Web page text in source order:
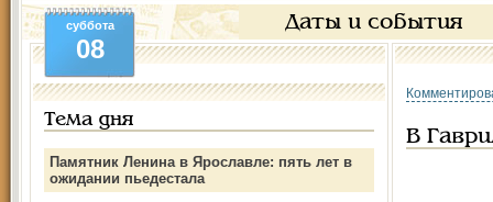
Даты и события
суббота
08
Тема дня
Памятник Ленина в Ярославле: пять лет в
ожидании пьедестала
В